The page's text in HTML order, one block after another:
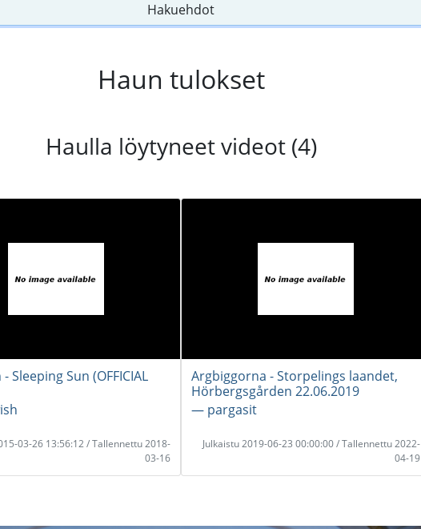
Hakuehdot
Haun tulokset
Haulla löytyneet videot (4)
Sleeping Sun (OFFICIAL
03-26 13:56:12 / Tallennettu 2018-
03-16
Argbiggorna - Storpelings laandet,
Hörbergsgården 22.06.2019
― pargasit
Julkaistu 2019-06-23 00:00:00 / Tallennettu 2022-
04-19